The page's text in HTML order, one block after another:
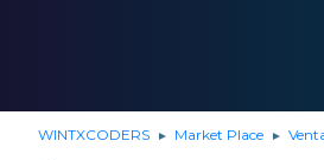
WINTXCODERS ► Market Place ►